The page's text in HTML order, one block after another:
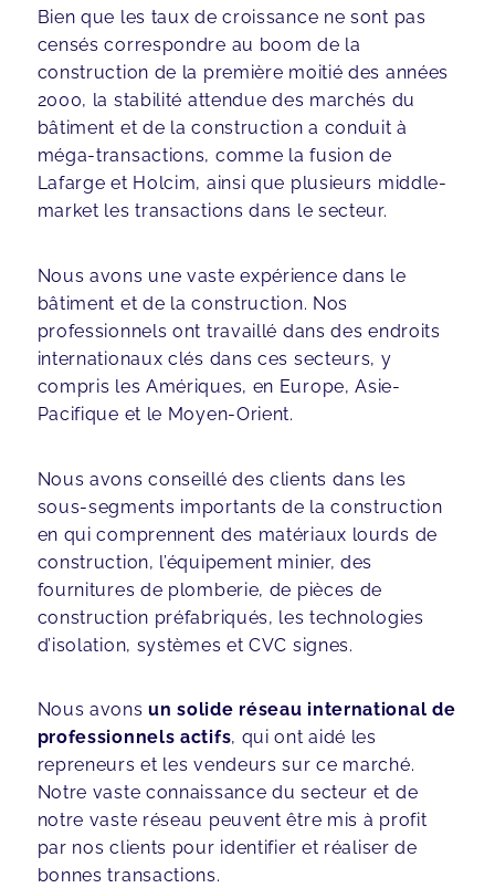
Bien que les taux de croissance ne sont pas
censés correspondre au boom de la
construction de la première moitié des années
2000, la stabilité attendue des marchés du
bâtiment et de la construction a conduit à
méga-transactions, comme la fusion de
Lafarge et Holcim, ainsi que plusieurs middle-
market les transactions dans le secteur.
Nous avons une vaste expérience dans le
bâtiment et de la construction. Nos
professionnels ont travaillé dans des endroits
internationaux clés dans ces secteurs, y
compris les Amériques, en Europe, Asie-
Pacifique et le Moyen-Orient.
Nous avons conseillé des clients dans les
sous-segments importants de la construction
en qui comprennent des matériaux lourds de
construction, l’équipement minier, des
fournitures de plomberie, de pièces de
construction préfabriqués, les technologies
d’isolation, systèmes et CVC signes.
Nous avonsun solide réseau international de
professionnels actifs, qui ont aidé les
repreneurs et les vendeurs sur ce marché.
Notre vaste connaissance du secteur et de
notre vaste réseau peuvent être mis à profit
par nos clients pour identifier et réaliser de
bonnes transactions.